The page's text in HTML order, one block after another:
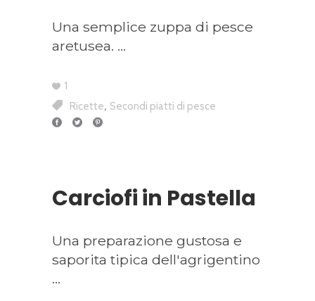
Una semplice zuppa di pesce
aretusea.
1
Ricette, Secondi piatti di pesce
Carciofi in Pastella
Una preparazione gustosa e
saporita tipica dell'agrigentino